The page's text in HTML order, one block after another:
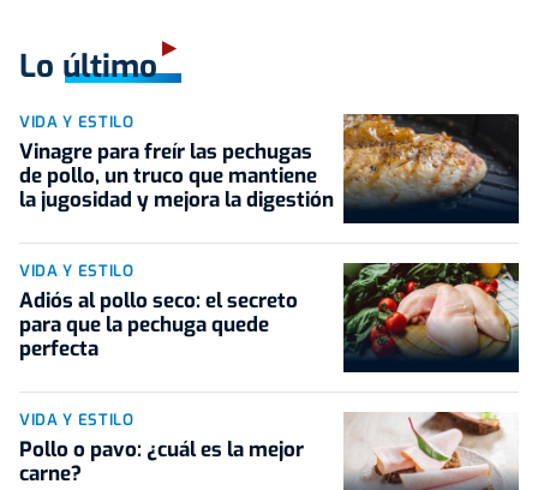
Lo último
VIDA Y ESTILO
Vinagre para freír las pechugas
de pollo, un truco que mantiene
la jugosidad y mejora la digestión
VIDA Y ESTILO
Adiós al pollo seco: el secreto
para que la pechuga quede
perfecta
VIDA Y ESTILO
Pollo o pavo: ¿cuál es la mejor
carne?